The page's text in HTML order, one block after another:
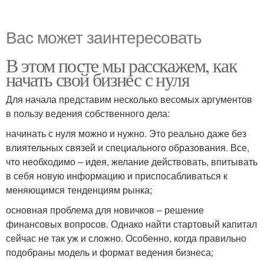
Вас может заинтересовать
В этом посте мы расскажем, как
начать свой бизнес с нуля
Для начала представим несколько весомых аргументов
в пользу ведения собственного дела:
начинать с нуля можно и нужно. Это реально даже без
влиятельных связей и специального образования. Все,
что необходимо – идея, желание действовать, впитывать
в себя новую информацию и приспосабливаться к
меняющимся тенденциям рынка;
основная проблема для новичков – решение
финансовых вопросов. Однако найти стартовый капитал
сейчас не так уж и сложно. Особенно, когда правильно
подобраны модель и формат ведения бизнеса;